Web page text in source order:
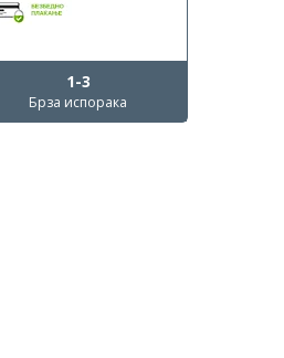
1-3
Брза испорака